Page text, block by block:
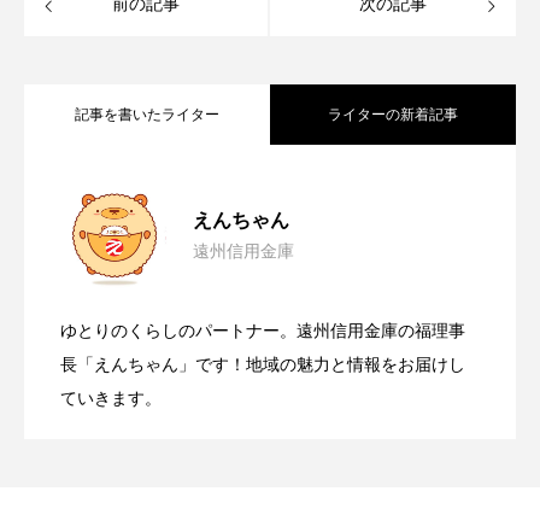
記事を書いたライター ライターの新着記事
えんちゃん
遠州信用金庫
ゆとりのくらしのパートナー。遠州信用金庫の福理事
長「えんちゃん」です！地域の魅力と情報をお届けし
ていきます。
2026.07.21
無いラーメン】
2026.07.11
【はづき】
2026.06.21 歳を重ねるごとに、さらに美しく！シミ